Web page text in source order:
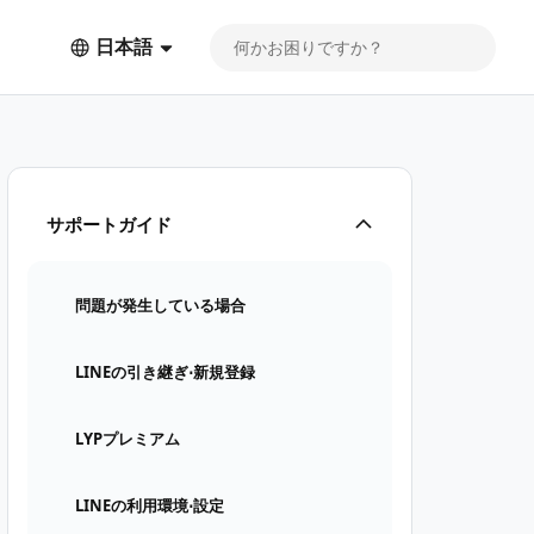
日本語
サポートガイド
問題が発生している場合
LINEの引き継ぎ⋅新規登録
LYPプレミアム
LINEの利用環境⋅設定